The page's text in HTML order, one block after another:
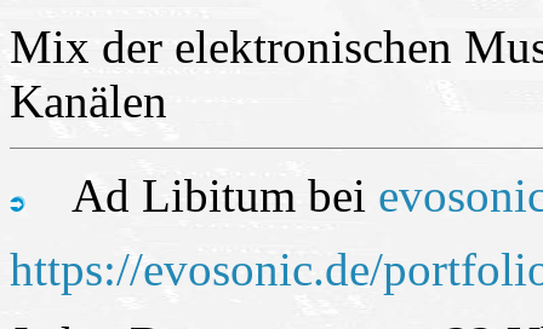
Mix der elektronischen
Kanälen
Ad Libitum bei
https://evosonic.de/